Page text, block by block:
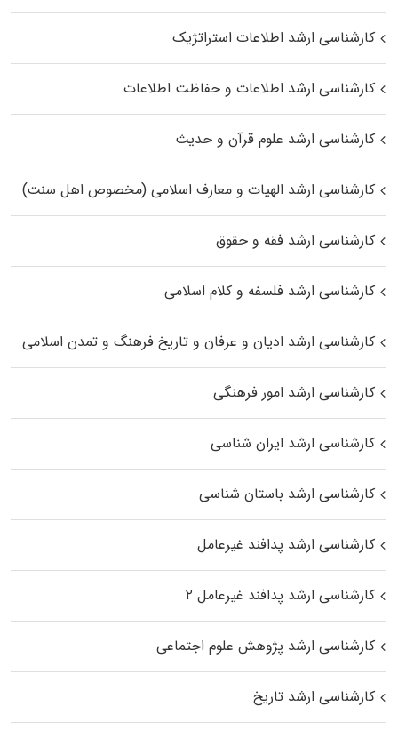
کارشناسی ارشد اطلاعات استراتژیک
کارشناسی ارشد اطلاعات و حفاظت اطلاعات
کارشناسی ارشد علوم قرآن و حدیث
کارشناسی ارشد الهیات و معارف اسلامی (مخصوص اهل سنت)
کارشناسی ارشد فقه و حقوق
کارشناسی ارشد فلسفه و کلام اسلامی
کارشناسی ارشد ادیان و عرفان و تاریخ فرهنگ و تمدن اسلامی
کارشناسی ارشد امور فرهنگی
کارشناسی ارشد ایران شناسی
کارشناسی ارشد باستان شناسی
کارشناسی ارشد پدافند غیرعامل
کارشناسی ارشد پدافند غیرعامل ۲
کارشناسی ارشد پژوهش علوم اجتماعی
کارشناسی ارشد تاریخ